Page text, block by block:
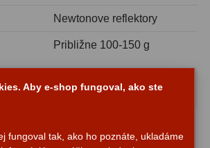
Newtonove reflektory
Približne 100-150 g
s laserovým
alebo priamo do fokusera
Aby e-shop fungoval, ako ste
fungoval tak, ako ho poznáte, ukladáme